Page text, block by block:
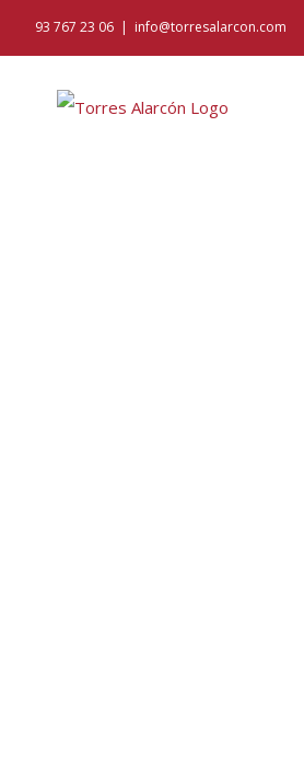
to
93 767 23 06 | info@torresalarcon.com